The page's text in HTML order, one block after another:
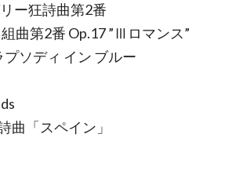
ー狂詩曲第2番
曲第2番 Op.17 ”Ⅲロマンス”
ソディ イン ブルー
曲「スペイン」